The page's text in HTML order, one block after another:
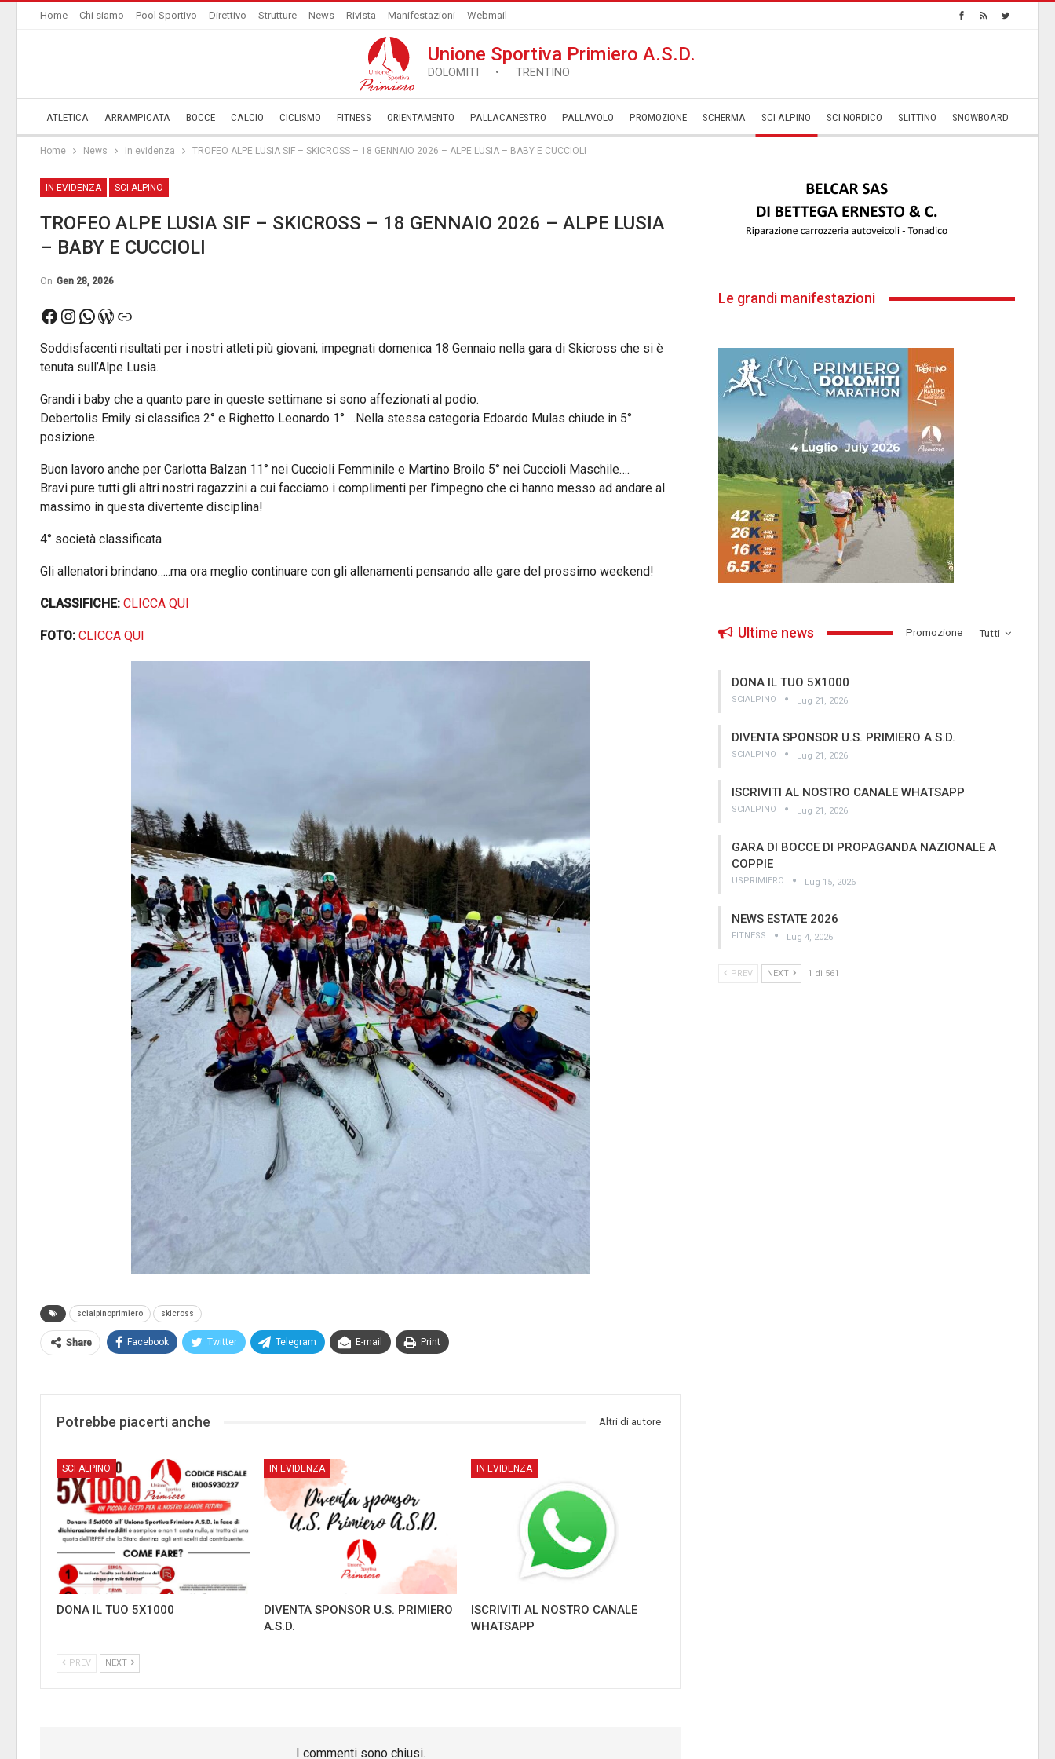
Home Chi siamo Pool Sportivo Direttivo Strutture News Rivista Manifestazioni Webmail
Unione Sportiva Primiero A.S.D.
DOLOMITI • TRENTINO
ATLETICA ARRAMPICATA BOCCE CALCIO CICLISMO FITNESS ORIENTAMENTO PALLACANESTRO PALLAVOLO ­PROMOZIONE SCHERMA SCI ALPINO SCI NORDICO SLITTINO SNOWBOARD
Home News In evidenza TROFEO ALPE LUSIA SIF – SKICROSS – 18 GENNAIO 2026 – ALPE LUSIA – BABY E CUCCIOLI
IN EVIDENZA SCI ALPINO
TROFEO ALPE LUSIA SIF – SKICROSS – 18 GENNAIO 2026 – ALPE LUSIA
– BABY E CUCCIOLI
On Gen 28, 2026
Facebook
Instagram
WhatsApp
WordPress
Link
Soddisfacenti risultati per i nostri atleti più giovani, impegnati domenica 18 Gennaio nella gara di Skicross che si è
tenuta sull’Alpe Lusia.
Grandi i baby che a quanto pare in queste settimane si sono affezionati al podio.
Debertolis Emily si classifica 2° e Righetto Leonardo 1° …Nella stessa categoria Edoardo Mulas chiude in 5°
posizione.
Buon lavoro anche per Carlotta Balzan 11° nei Cuccioli Femminile e Martino Broilo 5° nei Cuccioli Maschile….
Bravi pure tutti gli altri nostri ragazzini a cui facciamo i complimenti per l’impegno che ci hanno messo ad andare al
massimo in questa divertente disciplina!
4° società classificata
Gli allenatori brindano…..ma ora meglio continuare con gli allenamenti pensando alle gare del prossimo weekend!
CLASSIFICHE: CLICCA QUI
FOTO: CLICCA QUI
scialpinoprimiero skicross
Share Facebook Twitter Telegram E-mail Print
Potrebbe piacerti anche Altri di autore
SCI ALPINO
DONA IL TUO 5X1000
IN EVIDENZA
DIVENTA SPONSOR U.S. PRIMIERO
A.S.D.
IN EVIDENZA
ISCRIVITI AL NOSTRO CANALE
WHATSAPP
PREV NEXT
I commenti sono chiusi.
Le grandi manifestazioni
Tutti
Ultime news ­Promozione
DONA IL TUO 5X1000
SCIALPINO Lug 21, 2026
DIVENTA SPONSOR U.S. PRIMIERO A.S.D.
SCIALPINO Lug 21, 2026
ISCRIVITI AL NOSTRO CANALE WHATSAPP
SCIALPINO Lug 21, 2026
GARA DI BOCCE DI PROPAGANDA NAZIONALE A
COPPIE
USPRIMIERO Lug 15, 2026
NEWS ESTATE 2026
FITNESS Lug 4, 2026
PREV NEXT 1 di 561